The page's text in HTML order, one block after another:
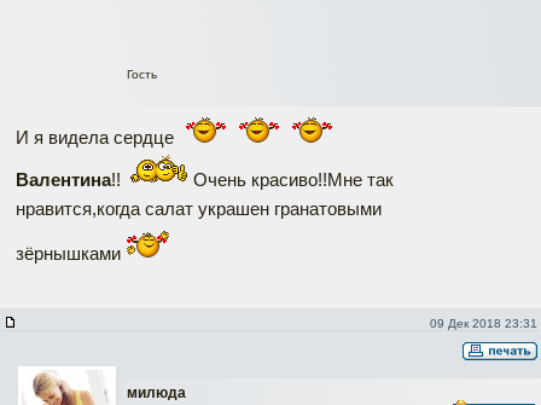
Гость
И я видела сердце
Валентина!!
Очень красиво!!Мне так
нравится,когда салат украшен гранатовыми
зёрнышками
09 Дек 2018 23:31
милюда